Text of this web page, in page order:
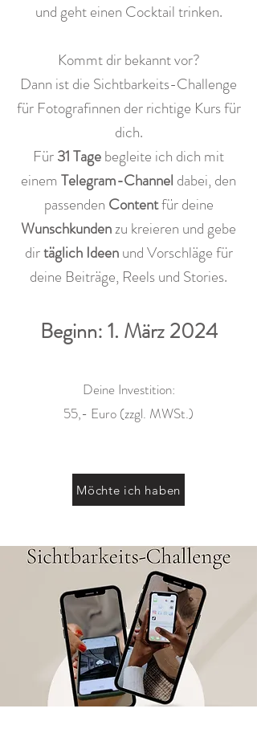
und geht einen Cocktail trinken.
Kommt dir bekannt vor?
Dann ist die Sichtbarkeits-Challenge
für Fotografinnen der richtige Kurs für
dich.
Für31 Tagebegleite ich dich mit
einem Telegram-Channel dabei, den
passenden Contentfür deine
Wunschkundenzu kreieren und gebe
dirtäglich Ideenund Vorschläge für
deine Beiträge, Reels und Stories.
Beginn: 1. März2024
Deine Investition:
55,- Euro (zzgl. MWSt.)
Möchte ich haben